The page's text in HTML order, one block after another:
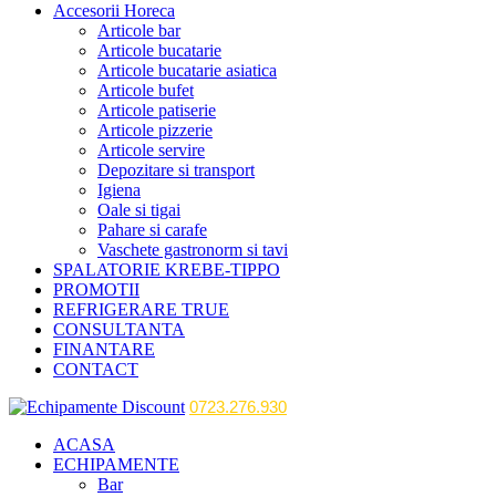
Accesorii Horeca
Articole bar
Articole bucatarie
Articole bucatarie asiatica
Articole bufet
Articole patiserie
Articole pizzerie
Articole servire
Depozitare si transport
Igiena
Oale si tigai
Pahare si carafe
Vaschete gastronorm si tavi
SPALATORIE KREBE-TIPPO
PROMOTII
REFRIGERARE TRUE
CONSULTANTA
FINANTARE
CONTACT
0723.276.930
ACASA
ECHIPAMENTE
Bar